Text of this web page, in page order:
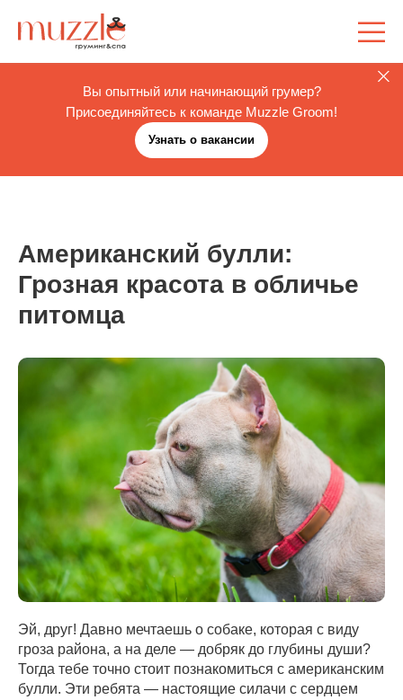
Вы опытный или начинающий грумер?
Присоединяйтесь к команде Muzzle Groom!
Узнать о вакансии
Американский булли:
Грозная красота в обличье
питомца
Эй, друг! Давно мечтаешь о собаке, которая с виду
гроза района, а на деле — добряк до глубины души?
Тогда тебе точно стоит познакомиться с американским
булли. Эти ребята — настоящие силачи с сердцем